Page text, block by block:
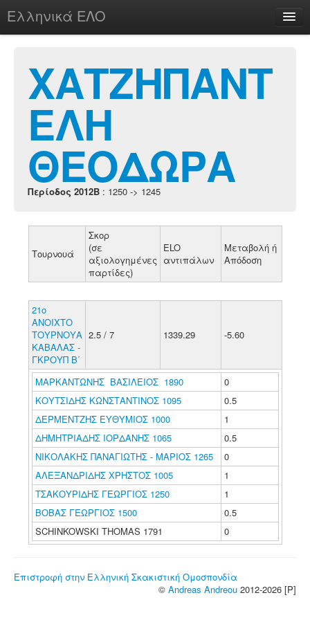
Ελληνικά ΕΛΟ
chesstu.be @ discord
Login
ΧΑΤΖΗΠΑΝΤ
ΕΛΗ
ΘΕΟΔΩΡΑ
Περίοδος 2012B : 1250 -> 1245
Τουρνουά
Σκορ
(σε
αξιολογημένες
παρτίδες)
ELO
αντιπάλων
Μεταβολή ή
Απόδοση
21ο
ΑΝΟΙΧΤΟ
ΤΟΥΡΝΟΥΑ
ΚΑΒΑΛΑΣ -
ΓΚΡΟΥΠ Β΄
2.5 / 7 1339.29 -5.60
ΜΑΡΚΑΝΤΩΝΗΣ ΒΑΣΙΛΕΙΟΣ 1890
0
ΚΟΥΤΣΙΔΗΣ ΚΩΝΣΤΑΝΤΙΝΟΣ 1095
0.5
ΔΕΡΜΕΝΤΖΗΣ ΕΥΘΥΜΙΟΣ 1000
1
ΔΗΜΗΤΡΙΑΔΗΣ ΙΟΡΔΑΝΗΣ 1065
0.5
ΝΙΚΟΛΑΚΗΣ ΠΑΝΑΓΙΩΤΗΣ - ΜΑΡΙΟΣ 1265
0
ΑΛΕΞΑΝΔΡΙΔΗΣ ΧΡΗΣΤΟΣ 1005
1
ΤΣΑΚΟΥΡΙΔΗΣ ΓΕΩΡΓΙΟΣ 1250
1
ΒΟΒΑΣ ΓΕΩΡΓΙΟΣ 1500
0.5
SCHINKOWSKI THOMAS 1791
0
Επιστροφή στην Ελληνική Σκακιστική Ομοσπονδία
© Andreas Andreou 2012-2026 [P]